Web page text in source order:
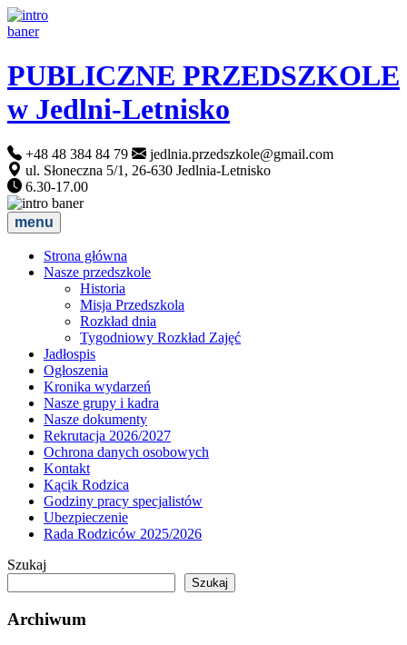
PUBLICZNE PRZEDSZKOLE
w Jedlni-Letnisko
+48 48 384 84 79
jedlnia.przedszkole@gmail.com
ul. Słoneczna 5/1, 26-630 Jedlnia-Letnisko
6.30-17.00
menu
Strona główna
Nasze przedszkole
Historia
Misja Przedszkola
Rozkład dnia
Tygodniowy Rozkład Zajęć
Jadłospis
Ogłoszenia
Kronika wydarzeń
Nasze grupy i kadra
Nasze dokumenty
Rekrutacja 2026/2027
Ochrona danych osobowych
Kontakt
Kącik Rodzica
Godziny pracy specjalistów
Ubezpieczenie
Rada Rodziców 2025/2026
Szukaj
Szukaj
Archiwum